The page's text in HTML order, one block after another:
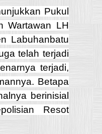
Pukul
Wartawan LH
Labuhanbatu
telah terjadi
terjadi,
Betapa
berinisial
Resot